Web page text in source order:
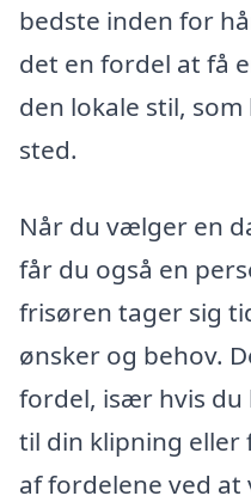
bedste inden for
det en fordel at få
den lokale stil,
sted.
Når du vælger en
får du også en
frisøren tager sig
ønsker og behov.
fordel, især hvis du
til din klipning eller
af fordelene ved